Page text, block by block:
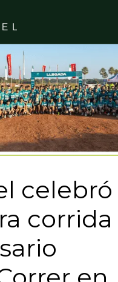
celebró
corrida